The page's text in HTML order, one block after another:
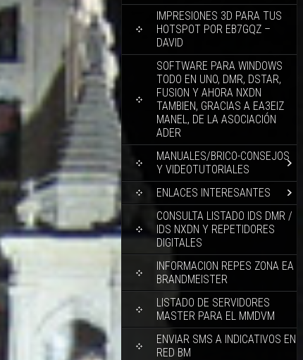
IMPRESIONES 3D PARA TUS
HOTSPOT POR EB7GQZ –
DAVID
SOFTWARE PARA WINDOWS
TODO EN UNO, DMR, DSTAR,
FUSION Y AHORA NXDN
TAMBIEN, GRACIAS A EA3EIZ
MANEL, DE LA ASOCIACIÓN
ADER
MANUALES/BRICO-CONSEJOS
Y VIDEOTUTORIALES
ENLACES INTERESANTES
CONSULTA LISTADO IDS DMR /
IDS NXDN Y REPETIDORES
DIGITALES
INFORMACION REPES ZONA EA
BRANDMEISTER
LISTADO DE SERVIDORES
MASTER PARA EL MMDVM
ENVIAR SMS A INDICATIVOS EN
RED BM